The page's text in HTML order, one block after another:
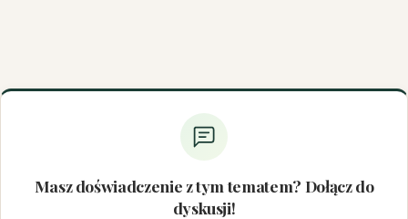
Masz doświadczenie z tym tematem? Dołącz do
dyskusji!